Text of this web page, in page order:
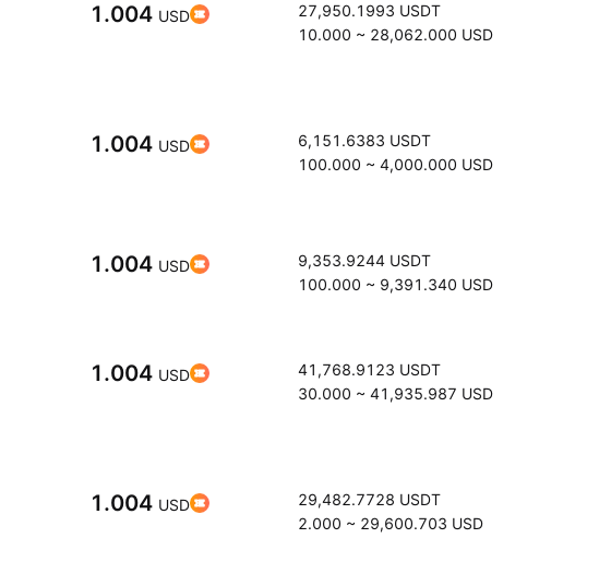
1.004 USD 27,950.1993 USDT
10.000 ~ 28,062.000 USD
1.004 USD 6,151.6383 USDT
100.000 ~ 4,000.000 USD
1.004 USD 9,353.9244 USDT
100.000 ~ 9,391.340 USD
1.004 USD 41,768.9123 USDT
30.000 ~ 41,935.987 USD
1.004 USD 29,482.7728 USDT
2.000 ~ 29,600.703 USD